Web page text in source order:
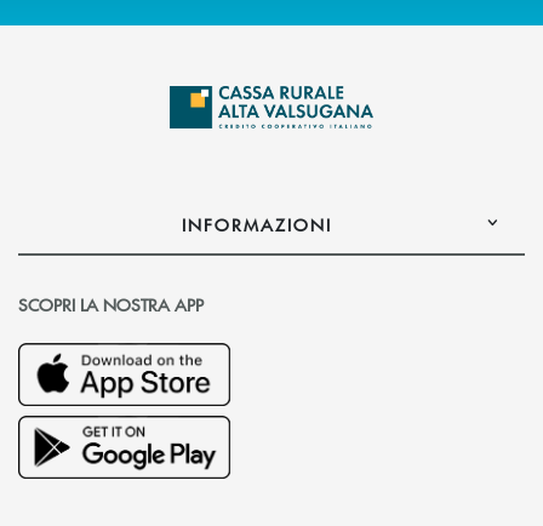
INFORMAZIONI
SCOPRI LA NOSTRA APP